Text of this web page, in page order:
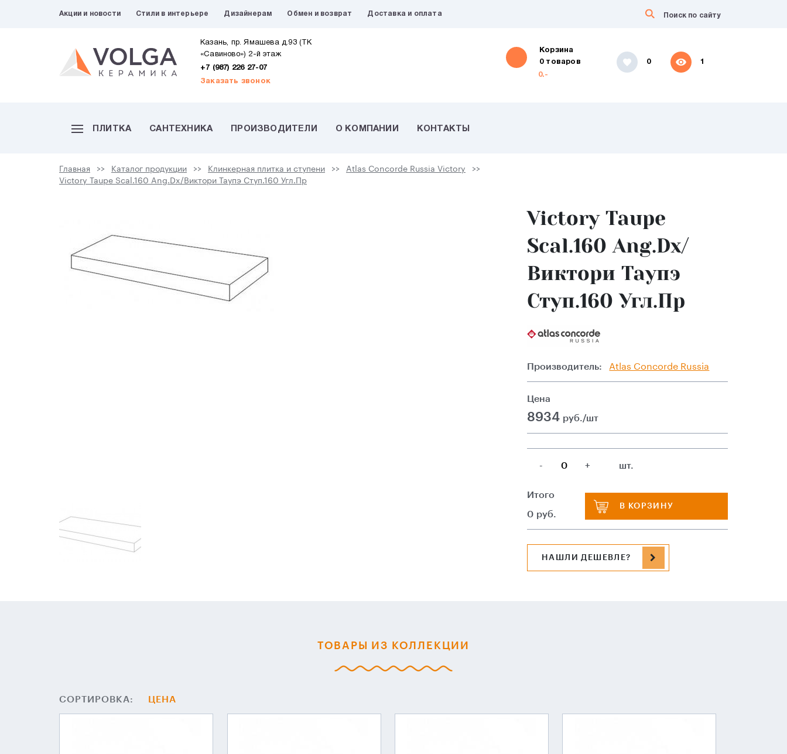
Акции и новости Стили в интерьере Дизайнерам Обмен и возврат Доставка и оплата
Казань, пр. Ямашева д.93 (ТК
«Савиново») 2-й этаж
+7 (987) 226 27-07
Заказать звонок
Корзина
0 товаров
0.-
0 1
ПЛИТКА САНТЕХНИКА ПРОИЗВОДИТЕЛИ О КОМПАНИИ КОНТАКТЫ
Главная Каталог продукции Клинкерная плитка и ступени
Atlas Concorde Russia Victory
Victory Taupe Scal.160 Ang.Dx/Виктори Таупэ Ступ.160 Угл.Пр
Victory Taupe
Scal.160 Ang.Dx/
Виктори Таупэ
Ступ.160 Угл.Пр
Производитель: Atlas Сoncorde Russia
Цена
8934 руб./шт
- + шт.
Итого
0 руб.
В КОРЗИНУ
НАШЛИ ДЕШЕВЛЕ?
ТОВАРЫ ИЗ КОЛЛЕКЦИИ
СОРТИРОВКА: ЦЕНА